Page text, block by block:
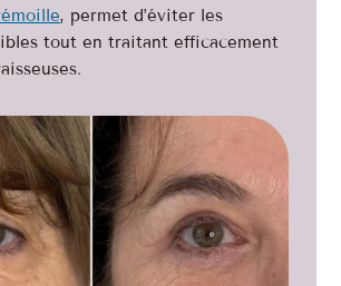
, permet d’éviter les
tout en traitant efficacement